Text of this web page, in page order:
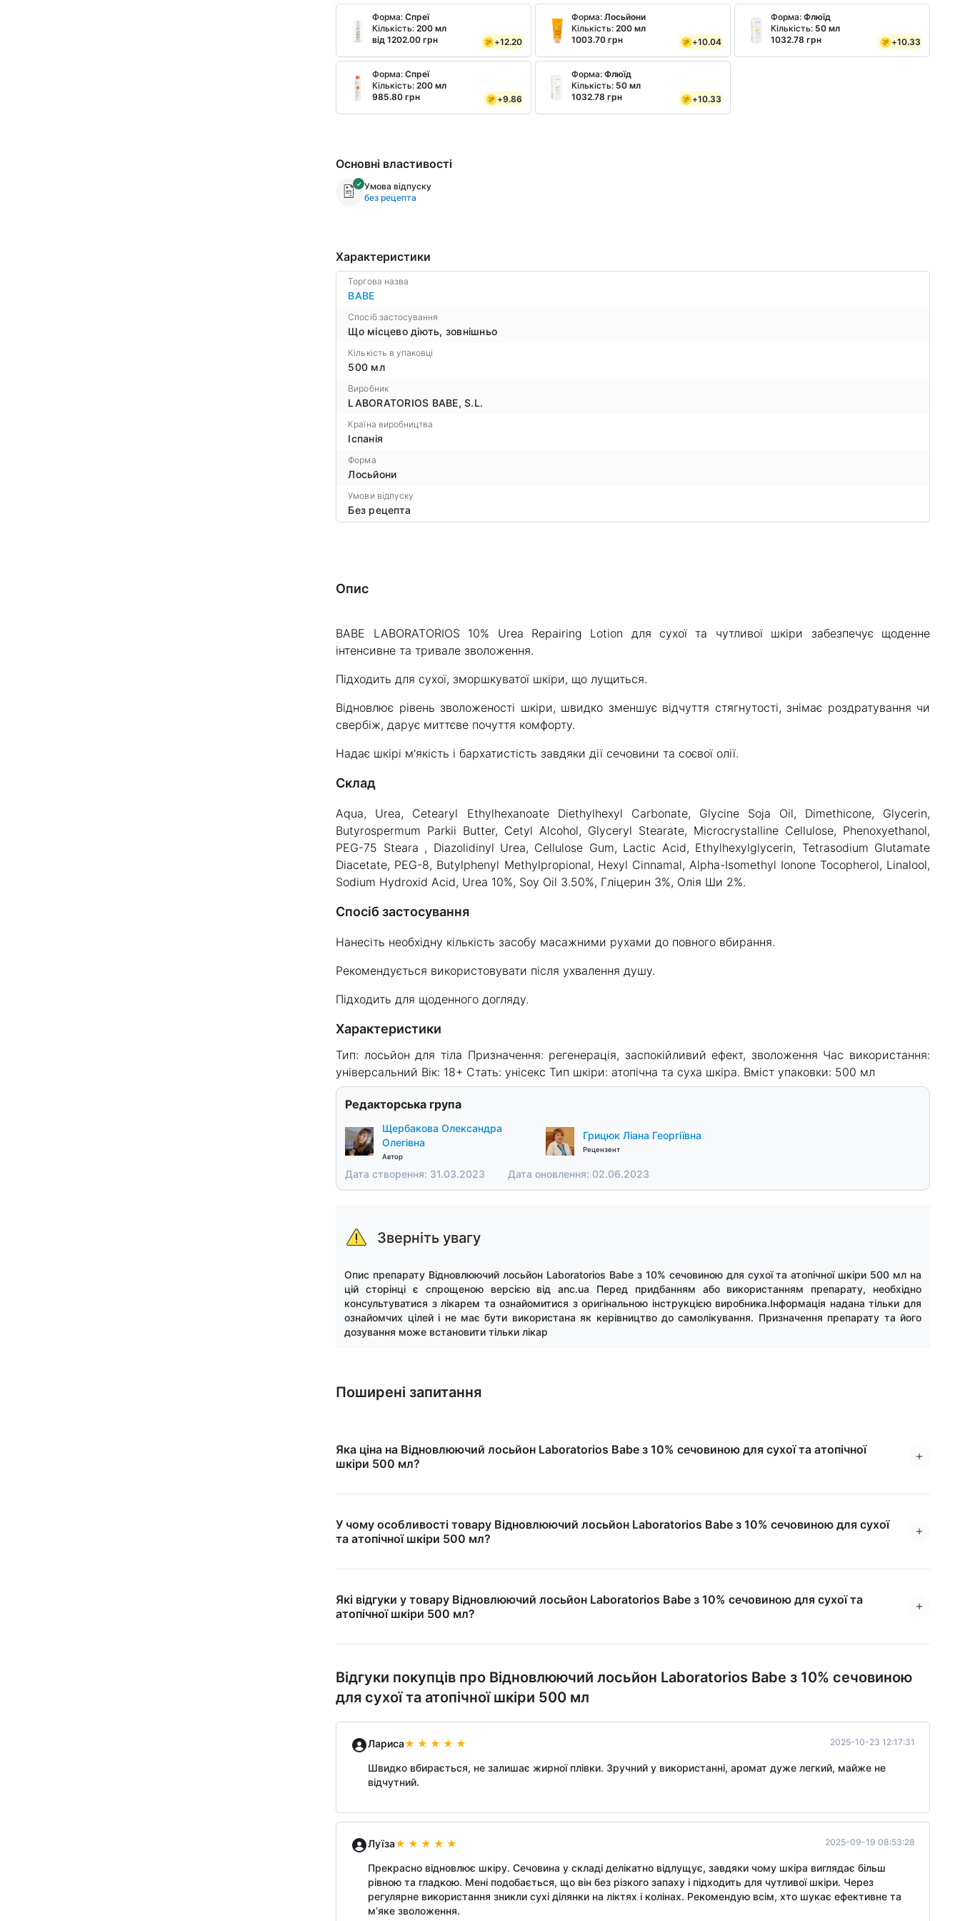
Форма:Спреї
Кількість:200 мл
від 1202.00 грн
+12.20
Форма:Лосьйони
Кількість:200 мл
1003.70 грн
+10.04
Форма:Флюїд
Кількість: 50 мл
1032.78 грн
+10.33
Форма:Спреї
Кількість:200 мл
985.80 грн
+9.86
Форма:Флюїд
Кількість: 50 мл
1032.78 грн
+10.33
Основні властивості
Умова відпуску
без рецепта
Характеристики
Торгова назва
BABE
Спосіб застосування
Що місцево діють, зовнішньо
Кількість в упаковці
500 мл
Виробник
LABORATORIOS BABE, S.L.
Країна виробництва
Іспанія
Форма
Лосьйони
Умови відпуску
Без рецепта
Опис
BABE LABORATORIOS 10% Urea Repairing Lotion для сухої та чутливої шкіри забезпечує щоденне
інтенсивне та тривале зволоження.
Підходить для сухої, зморшкуватої шкіри, що лущиться.
Відновлює рівень зволоженості шкіри, швидко зменшує відчуття стягнутості, знімає роздратування чи
свербіж, дарує миттєве почуття комфорту.
Надає шкірі м'якість і бархатистість завдяки дії сечовини та соєвої олії.
склад
Aqua, Urea, Cetearyl Ethylhexanoate Diethylhexyl Carbonate, Glycine Soja Oil, Dimethicone, Glycerin,
Butyrospermum Parkii Butter, Cetyl Alcohol, Glyceryl Stearate, Microcrystalline Cellulose, Phenoxyethanol,
PEG-75 Steara , Diazolidinyl Urea, Cellulose Gum, Lactic Acid, Ethylhexylglycerin, Tetrasodium Glutamate
Diacetate, PEG-8, Butylphenyl Methylpropional, Hexyl Cinnamal, Alpha-Isomethyl Ionone Tocopherol, Linalool,
Sodium Hydroxid Acid, Urea 10%, Soy Oil 3.50%, Гліцерин 3%, Олія Ши 2%.
Спосіб застосування
Нанесіть необхідну кількість засобу масажними рухами до повного вбирання.
Рекомендується використовувати після ухвалення душу.
Підходить для щоденного догляду.
Характеристики
Тип: лосьйон для тіла Призначення: регенерація, заспокійливий ефект, зволоження Час використання:
універсальний Вік: 18+ Стать: унісекс Тип шкіри: атопічна та суха шкіра. Вміст упаковки: 500 мл
Редакторська група
Щербакова Олександра
Олегівна
Автор
Грицюк Ліана Георгіївна
Рецензент
Дата створення: 31.03.2023 Дата оновлення: 02.06.2023
Зверніть увагу
Опис препарату Відновлюючий лосьйон Laboratorios Babe з 10% сечовиною для сухої та атопічної шкіри 500 мл на
цій сторінці є спрощеною версією від anc.ua Перед придбанням або використанням препарату, необхідно
консультуватися з лікарем та ознайомитися з оригінальною інструкцією виробника.Інформація надана тільки для
ознайомчих цілей і не має бути використана як керівництво до самолікування. Призначення препарату та його
дозування може встановити тільки лікар
Поширені запитання
Яка ціна на Відновлюючий лосьйон Laboratorios Babe з 10% сечовиною для сухої та атопічної
шкіри 500 мл?
У чому особливості товару Відновлюючий лосьйон Laboratorios Babe з 10% сечовиною для сухої
та атопічної шкіри 500 мл?
Які відгуки у товару Відновлюючий лосьйон Laboratorios Babe з 10% сечовиною для сухої та
атопічної шкіри 500 мл?
Відгуки покупців про Відновлюючий лосьйон Laboratorios Babe з 10% сечовиною
для сухої та атопічної шкіри 500 мл
Лариса 2025-10-23 12:17:31
Швидко вбирається, не залишає жирної плівки. Зручний у використанні, аромат дуже легкий, майже не
відчутний.
Луїза 2025-09-19 08:53:28
Прекрасно відновлює шкіру. Сечовина у складі делікатно відлущує, завдяки чому шкіра виглядає більш
рівною та гладкою. Мені подобається, що він без різкого запаху і підходить для чутливої шкіри. Через
регулярне використання зникли сухі ділянки на ліктях і колінах. Рекомендую всім, хто шукає ефективне та
м’яке зволоження.